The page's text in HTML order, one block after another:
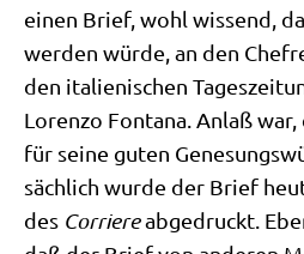
einen Brief, wohl wis­send,
wer­den wür­de, an den
den ita­lie­ni­schen
Loren­zo Fon­ta­na. Anlaß
für sei­ne guten
säch­lich wur­de der Brief
des Cor­rie­reabge­druckt.